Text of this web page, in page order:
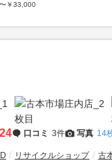
￥33,000
口コミ 3件 写真 14
リサイクルショップ 古